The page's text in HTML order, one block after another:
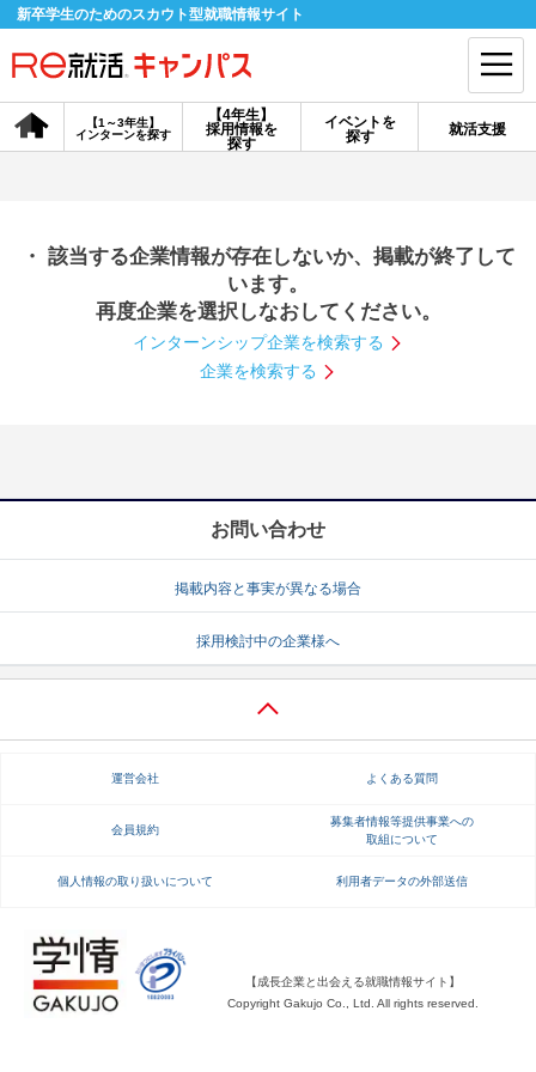
新卒学生のためのスカウト型就職情報サイト
【4年生】
採用情報を
探す
【1～3年生】
インターンを探す
イベントを
探す
就活支援
会員登録 ログイン
探す
【4年生】
説明会を探す
インターンを探す
就活ノウハウ・サポート
就活支援
就活ノウハウが満載！ お役立ち記事・相談室など
適職診断 就活チャンネル
・ 該当する企業情報が存在しないか、掲載が終了して
います。
再度企業を選択しなおしてください。
インターンシップ企業を検索する
企業を検索する
お問い合わせ
掲載内容と事実が異なる場合
採用検討中の企業様へ
運営会社 よくある質問
会員規約
募集者情報等提供事業への
取組について
個人情報の取り扱いについて 利用者データの外部送信
【成長企業と出会える就職情報サイト】
Copyright Gakujo Co., Ltd. All rights reserved.